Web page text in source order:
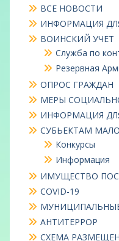
ВСЕ НОВОСТИ
ИНФОРМАЦИЯ
ВОИНСКИЙ УЧЕТ
Служба по
Резервная
ОПРОС ГРАЖДАН
МЕРЫ
ИНФОРМАЦИЯ
СУБЬЕКТАМ
Конкурсы
Информация
ИМУЩЕСТВО
COVID-19
АНТИТЕРРОР
СХЕМА